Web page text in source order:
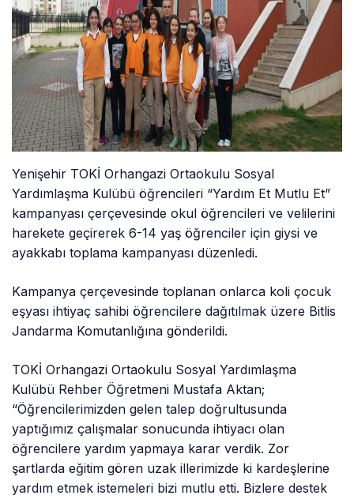
Yenişehir TOKİ Orhangazi Ortaokulu Sosyal
Yardımlaşma Kulübü öğrencileri “Yardım Et Mutlu Et”
kampanyası çerçevesinde okul öğrencileri ve velilerini
harekete geçirerek 6-14 yaş öğrenciler için giysi ve
ayakkabı toplama kampanyası düzenledi.
Kampanya çerçevesinde toplanan onlarca koli çocuk
eşyası ihtiyaç sahibi öğrencilere dağıtılmak üzere Bitlis
Jandarma Komutanlığına gönderildi.
TOKİ Orhangazi Ortaokulu Sosyal Yardımlaşma
Kulübü Rehber Öğretmeni Mustafa Aktan;
“Öğrencilerimizden gelen talep doğrultusunda
yaptığımız çalışmalar sonucunda ihtiyacı olan
öğrencilere yardım yapmaya karar verdik. Zor
şartlarda eğitim gören uzak illerimizde ki kardeşlerine
yardım etmek istemeleri bizi mutlu etti. Bizlere destek